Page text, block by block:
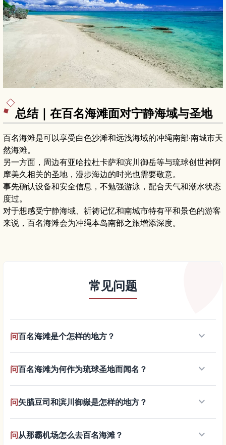
总结｜在百名海滩面对宁静海域与圣地
百名海滩是可以享受白色沙滩和远浅海域的冲绳南部·南城市天
然海滩。
另一方面，周边有亚哈拉杜卡萨和滨川御岳等与琉球创世神阿
摩美久相关的圣地，漫步海边的时光也需要敬意。
事先确认设备和安全信息，不勉强游泳，配合天气和潮水状态
度过。
对于想感受宁静海域、祈祷记忆和南城市特有平和景色的游客
来说，百名海滩会为冲绳本岛南部之旅增添深度。
常见问题
问百名海滩是个怎样的地方？ keyboard_arrow_down
问百名海滩为何作为琉球圣地而闻名？ keyboard_arrow_down
问矢腊豆司和滨川御嶽是怎样的地方？ keyboard_arrow_down
问从那霸机场怎么去百名海滩？ keyboard_arrow_down